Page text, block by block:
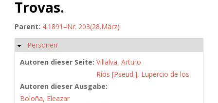
Trovas.
Parent: 4.1891=Nr. 203(28.März)
Ausblenden
Personen
Autoren dieser Seite: Villalva, Arturo
Ríos [Pseud.], Lupercio de los
Autoren dieser Ausgabe:
Boloña, Eleazar